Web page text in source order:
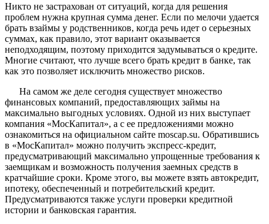
Никто не застрахован от ситуаций, когда для решения
проблем нужна крупная сумма денег. Если по мелочи удается
брать взаймы у родственников, когда речь идет о серьезных
суммах, как правило, этот вариант оказывается
неподходящим, поэтому приходится задумываться о кредите.
Многие считают, что лучше всего брать кредит в банке, так
как это позволяет исключить множество рисков.
На самом же деле сегодня существует множество
финансовых компаний, предоставляющих займы на
максимально выгодных условиях. Одной из них выступает
компания «МосКапитал», а с ее предложениями можно
ознакомиться на официальном сайте moscap.su. Обратившись
в «МосКапитал» можно получить экспресс-кредит,
предусматривающий максимально упрощенные требования к
заемщикам и возможность получения заемных средств в
кратчайшие сроки. Кроме этого, вы можете взять автокредит,
ипотеку, обеспеченный и потребительский кредит.
Предусматриваются также услуги проверки кредитной
истории и банковская гарантия.